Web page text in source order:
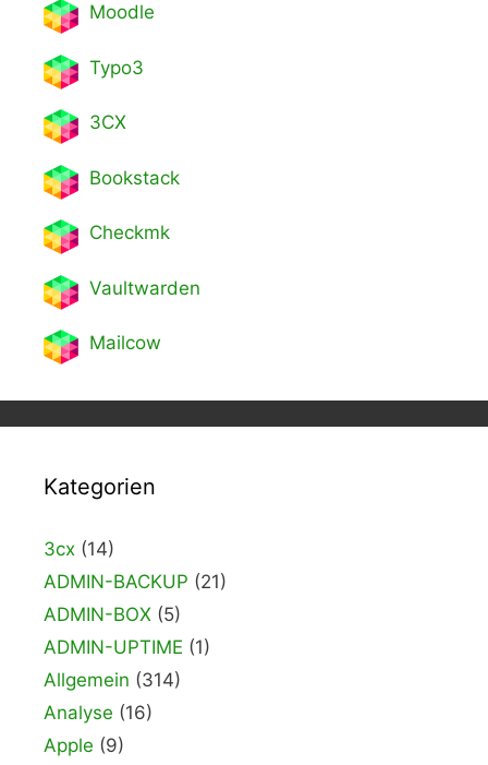
Moodle
Typo3
3CX
Bookstack
Checkmk
Vaultwarden
Mailcow
Kategorien
3cx (14)
ADMIN-BACKUP (21)
ADMIN-BOX (5)
ADMIN-UPTIME (1)
Allgemein (314)
Analyse (16)
Apple (9)